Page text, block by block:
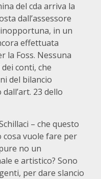
del cda arriva la
dall’assessore
in un
effettuata
la Foss. Nessuna
conti, che
del bilancio
23 dello
– che questo
cosa vuole fare per
no un
e artistico? Sono
per dare slancio